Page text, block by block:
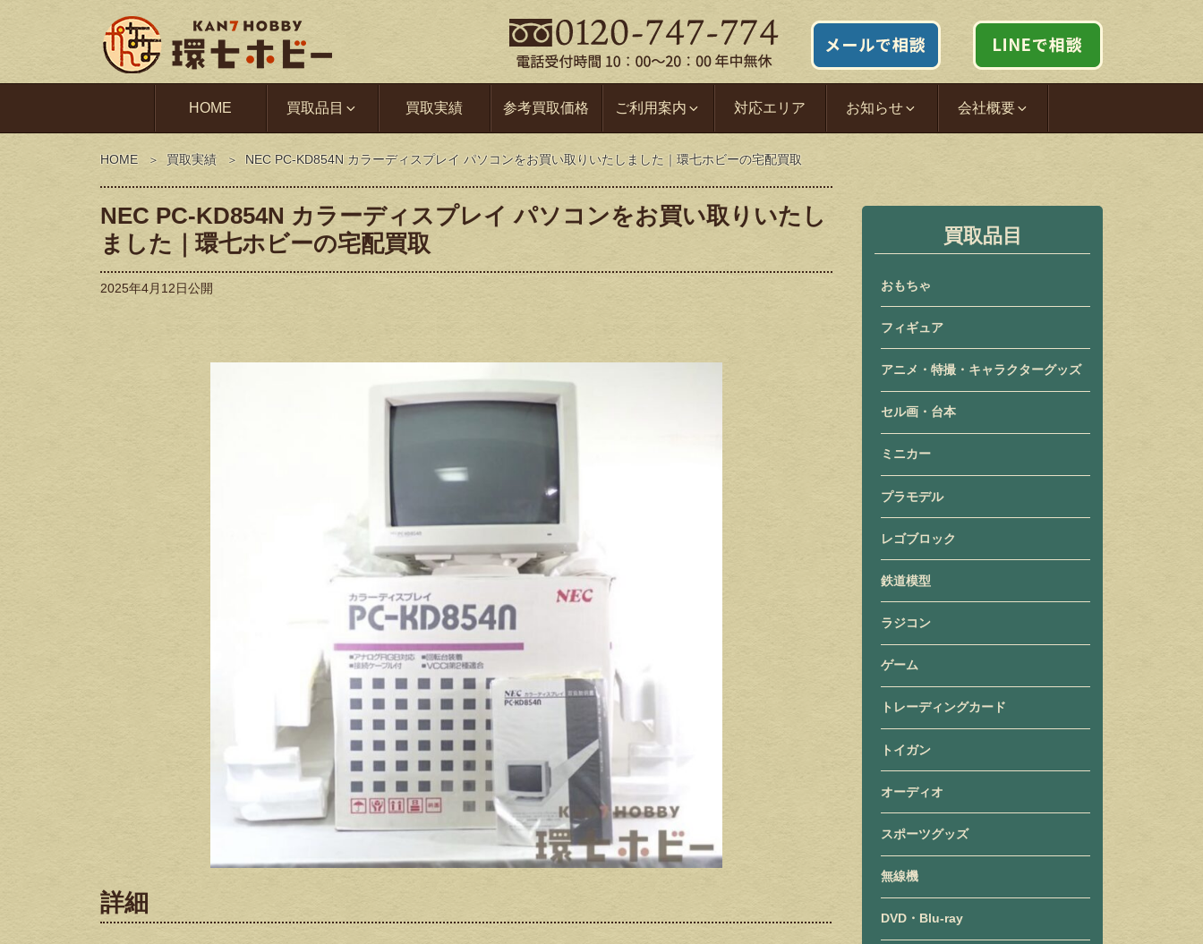
HOME 買取品目 買取実績 参考買取価格 ご利用案内 対応エリア お知らせ 会社概要
HOME 買取実績 NEC PC-KD854N カラーディスプレイ パソコンをお買い取りいたしました｜環七ホビーの宅配買取
NEC PC-KD854N カラーディスプレイ パソコンをお買い取りいたし
ました｜環七ホビーの宅配買取
2025年4月12日公開
詳細
買取品目
おもちゃ
フィギュア
アニメ・特撮・キャラクターグッズ
セル画・台本
ミニカー
プラモデル
レゴブロック
鉄道模型
ラジコン
ゲーム
トレーディングカード
トイガン
オーディオ
スポーツグッズ
無線機
DVD・Blu-ray